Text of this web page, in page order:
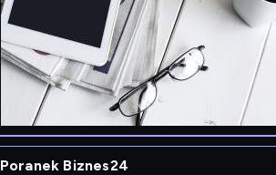
Poranek Biznes24